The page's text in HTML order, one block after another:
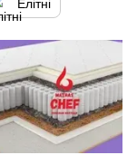
Елітні